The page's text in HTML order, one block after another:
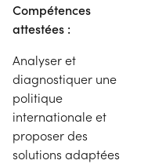
Compétences
attestées :
Analyser et
diagnostiquer une
politique
internationale et
proposer des
solutions adaptées